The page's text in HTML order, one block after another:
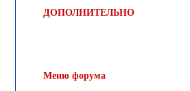
ДОПОЛНИТЕЛЬНО
Меню форума